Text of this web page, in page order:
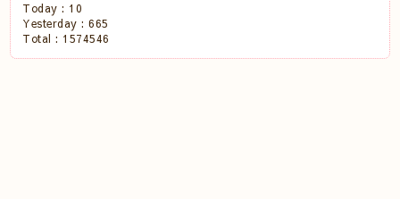
Today : 10
Yesterday :665
Total : 1574546